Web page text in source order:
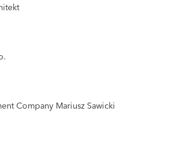
Company Mariusz Sawicki